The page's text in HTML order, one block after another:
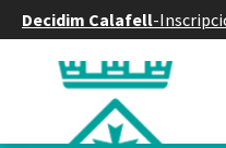
Decidim Calafell-